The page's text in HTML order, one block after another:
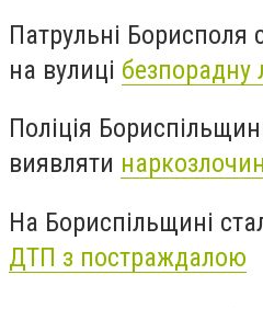
Патрульні Борисполя
на вулиці
Поліція
виявляти
На Бориспільщині
ДТП з постраждалою